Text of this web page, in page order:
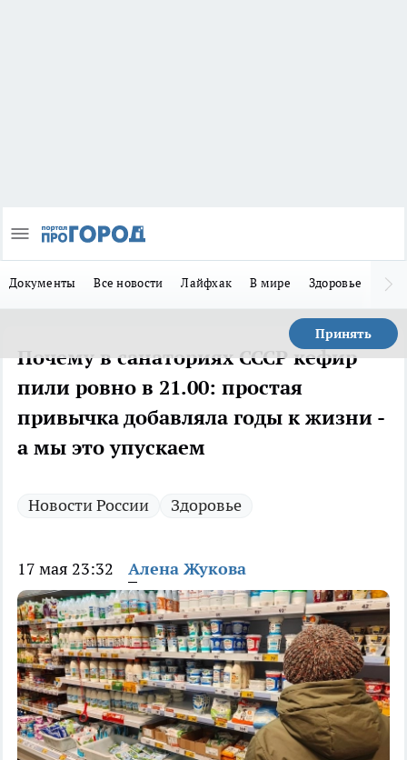
Документы Все новости Лайфхак В мире Здоровье
Принять
Почему в санаториях СССР кефир
пили ровно в 21.00: простая
привычка добавляла годы к жизни -
а мы это упускаем
Новости России Здоровье
17 мая 23:32 Алена Жукова